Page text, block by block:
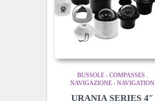
BUSSOLE - COMPASSES ,
NAVIGAZIONE - NAVIGATION
URANIA SERIES 4″